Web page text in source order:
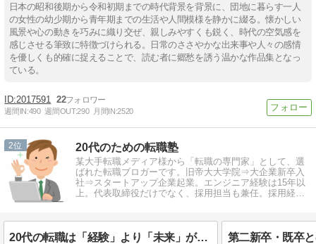
日本の昭和後期から令和初期までの時代背景を背景に、団地に暮らす一人
の女性の幼少期から青年期までの生活や人間模様を静かに綴る。懐かしい
風景や心の動きを巧みに織り交ぜ、親しみやすくも鋭く、時代の空気感を
感じさせる筆致に特徴づけられる。日常のささやかな出来事や人々の感情
を優しくも的確に捉えることで、読む者に郷愁を誘う温かな作品集となっ
ている。
2017591 22
週間IN:490 週間OUT:290 月間IN:2520
2 20代のための転職塾
某大手転職メディア様から「転職の専門家」として、選
ばれた転職ブロガーです。旧帝大大学院⇒大企業新卒入
社⇒スタートアップ企業起業。エンジニア経験は15年以
上。代表取締役だけでなく、採用担当も兼任。採用経
20代の転職は「経験」より「未来」が武器になる！人事担当者が本当に知りたい履歴書・職務経歴書の書き方